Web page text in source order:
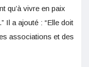
qu’à vivre en paix
Il a ajouté : “Elle doit
associations et des